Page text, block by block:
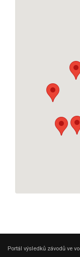
Portál výsledků závodů ve